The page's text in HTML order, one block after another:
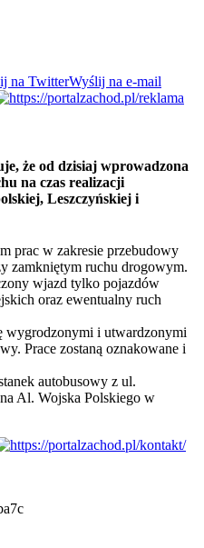
na TwitterWyślij na e-mail
że od dzisiaj wprowadzona
na czas realizacji
Leszczyńskiej i
prac w zakresie przebudowy
zamkniętym ruchu drogowym.
wjazd tylko pojazdów
oraz ewentualny ruch
wygrodzonymi i utwardzonymi
Prace zostaną oznakowane i
autobusowy z ul.
Al. Wojska Polskiego w